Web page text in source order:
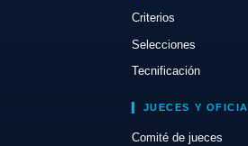
Criterios
Selecciones
Tecnificación
JUECES Y
Comité de jueces